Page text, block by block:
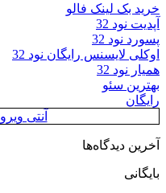
خرید بک لینک فالو
آپدیت نود 32
پسورد نود 32
اوکلی لایسنس رایگان نود 32
همیار نود 32
بهترین سئو
رایگان
آنتی
آخرین دیدگاه‌ها
بایگانی